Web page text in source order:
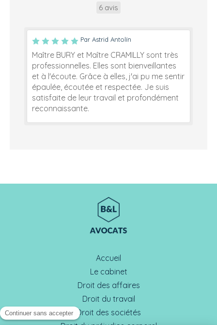
6 avis
Par Astrid Antolín
Maître BURY et Maître CRAMILLY sont très
professionnelles. Elles sont bienveillantes
et à l'écoute. Grâce à elles, j'ai pu me sentir
épaulée, écoutée et respectée. Je suis
satisfaite de leur travail et profondément
reconnaissante.
Accueil
Le cabinet
Droit des affaires
Droit du travail
Droit des sociétés